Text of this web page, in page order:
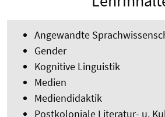
Angewandte
Gender
Kognitive Linguistik
Medien
Mediendidaktik
Postkoloniale Literatur- u.